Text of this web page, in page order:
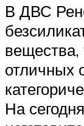
В ДВС
вещества,
отличных
На